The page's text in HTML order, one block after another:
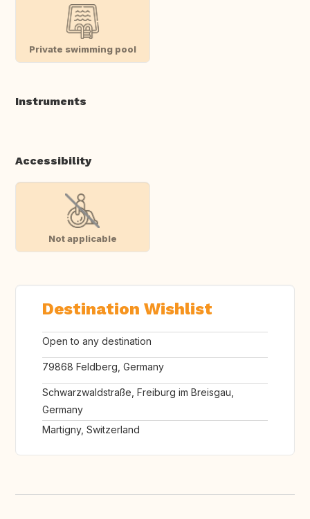
Private swimming pool
Instruments
Accessibility
Not applicable
Destination Wishlist
Open to any destination
79868 Feldberg, Germany
Schwarzwaldstraße, Freiburg im Breisgau,
Germany
Martigny, Switzerland